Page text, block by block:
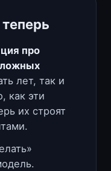
про
лет, так и
как эти
их строят